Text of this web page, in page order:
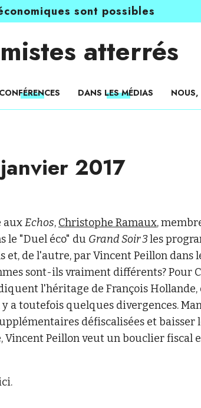
sont possibles
atterrés
CONFÉRENCES DANS LES MÉDIAS NOUS,
2017
auxEchos, Christophe Ramaux,
le "Duel éco" du Grand Soir 3les
et, de l'autre, par Vincent Peillon dans
sont-ils vraiment différents? Pour
l'héritage de François Hollande,
a toutefois quelques divergences.
défiscalisées et baisser
Vincent Peillon veut un bouclier fiscal